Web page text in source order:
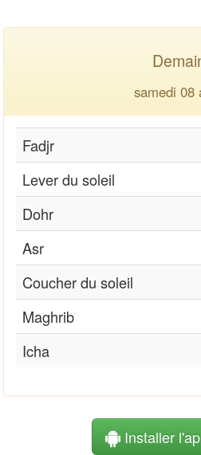
samedi 08
Fadjr
Lever du soleil
Dohr
Asr
Coucher du soleil
Maghrib
Icha
Installer